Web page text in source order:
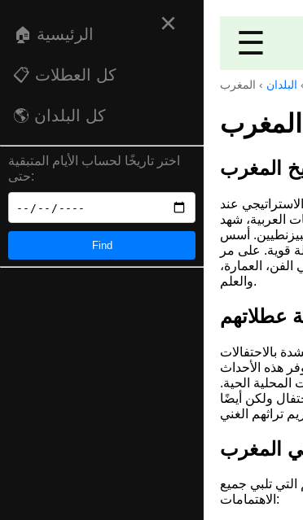
× 🏠 الرئيسية
📋 كل العطلات
🌎 كل البلدان
اختر تاريخًا لحساب الأيام المتبقية
حتى:
Find
☰
› البلدان › المغرب
المغرب
عند
العربية، شهد
أسس
قوية. على مر
الفن، العمارة،
والعلم.
عطلاتهم
بالاحتفالات
هذه الأحداث
المحلية الحية.
ولكن أيضًا
المغرب
تلبي جميع
الاهتمامات: